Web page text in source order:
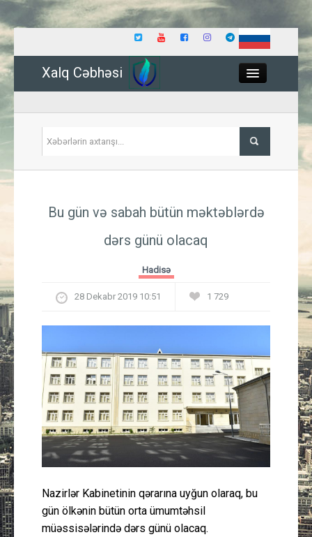
Xalq Cəbhəsi
İqtisadiyyat
Güney Azərbaycan
Mədəniyyət
Müsahibə
İdman
Layihə
Gündəm
Bu gün və sabah bütün məktəblərdə
dərs günü olacaq
Hadisə
28 Dekabr 2019 10:51 1 729
Nazirlər Kabinetinin qərarına uyğun olaraq, bu
gün ölkənin bütün orta ümumtəhsil
müəssisələrində dərs günü olacaq.